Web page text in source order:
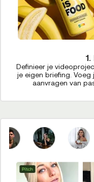
Definieer je
je eigen briefing.
aanvragen van